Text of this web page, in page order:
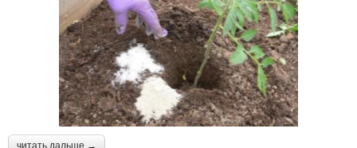
читать дальше →